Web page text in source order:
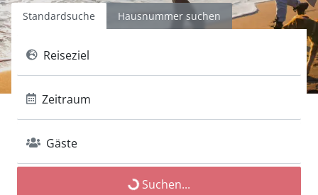
Standardsuche Hausnummer suchen
Reiseziel
Zeitraum
Gäste
Suchen...